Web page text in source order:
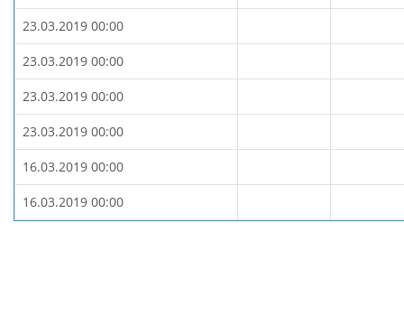
23.03.2019 00:00
23.03.2019 00:00
23.03.2019 00:00
23.03.2019 00:00
16.03.2019 00:00
16.03.2019 00:00